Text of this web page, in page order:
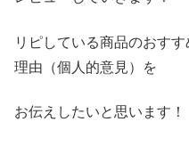
リピしている商品のおす
理由（個人的意見）を
お伝えしたいと思います！